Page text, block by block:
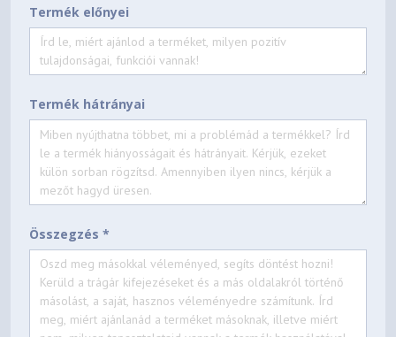
Termék előnyei
Termék hátrányai
Összegzés *